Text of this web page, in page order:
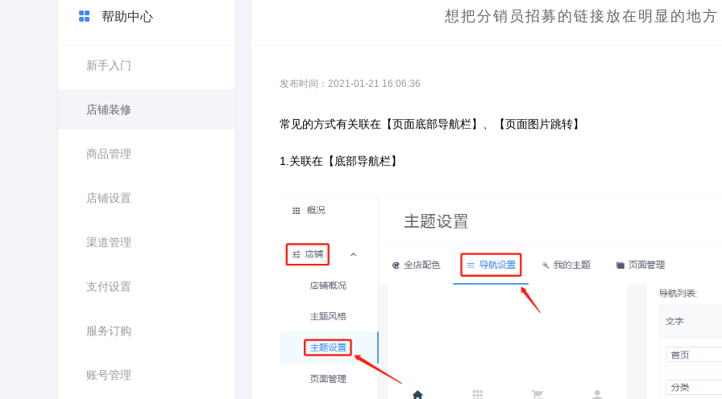
帮助中心
新手入门
店铺装修
商品管理
店铺设置
渠道管理
支付设置
服务订购
账号管理
想把分销员招募的链接放在明显的地
发布时间：2021-01-21 16:06:36
常见的方式有关联在【页面底部导航栏】、【页面图片跳转】
1.关联在【底部导航栏】